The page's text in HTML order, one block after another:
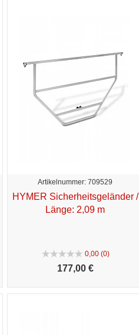
Artikelnummer: 709529
HYMER Sicherheitsgeländer /
Länge: 2,09 m
0,00 (0)
177,00 €